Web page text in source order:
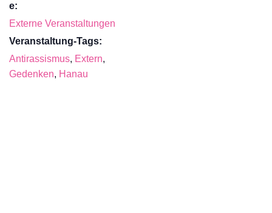
e:
Externe Veranstaltungen
Veranstaltung-Tags:
Antirassismus, Extern,
Gedenken, Hanau